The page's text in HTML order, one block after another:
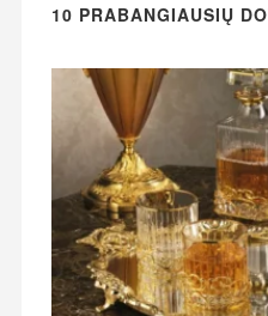
10 PRABANGIAUSIŲ